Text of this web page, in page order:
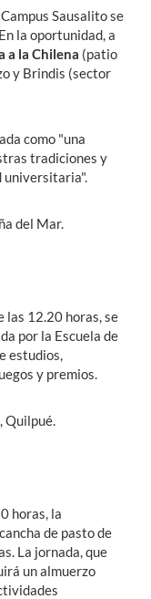
Sausalito se
la oportunidad, a
a la Chilena (patio
y Brindis (sector
como "una
tradiciones y
universitaria".
del Mar.
las 12.20 horas, se
por la Escuela de
estudios,
y premios.
horas, la
de pasto de
La jornada, que
un almuerzo